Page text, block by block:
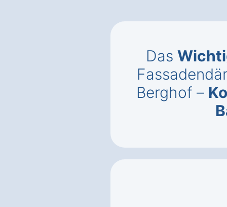
Das
Berghof –